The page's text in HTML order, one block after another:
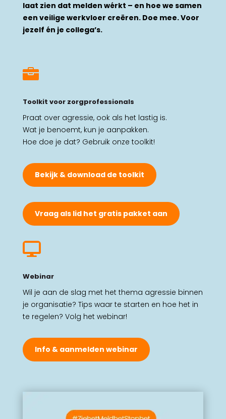
laat zien dat melden wérkt – en hoe we samen
een veilige werkvloer creëren. Doe mee. Voor
jezelf én je collega’s.

Toolkit voor zorgprofessionals
Praat over agressie, ook als het lastig is.
Wat je benoemt, kun je aanpakken.
Hoe doe je dat? Gebruik onze toolkit!
Bekijk & download de toolkit
Vraag als lid het gratis pakket aan

Webinar
Wil je aan de slag met het thema agressie binnen
je organisatie? Tips waar te starten en hoe het in
te regelen? Volg het webinar!
Info & aanmelden webinar